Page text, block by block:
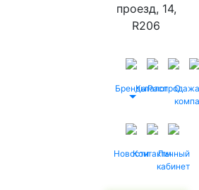
проезд, 14,
R206
БрендыКаталог
Распродажа
О
НовостиКонтактыЛичный
кабинет